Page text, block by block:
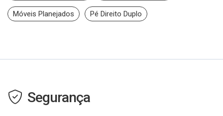
Móveis Planejados Pé Direito Duplo
Segurança